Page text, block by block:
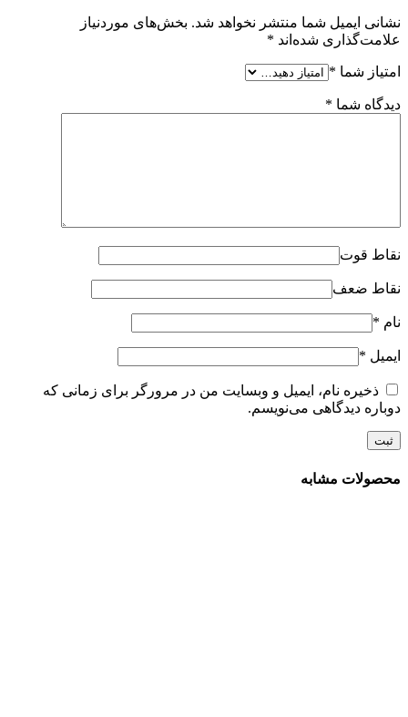
نشانی ایمیل شما منتشر نخواهد شد. بخش‌های موردنیاز
علامت‌گذاری شده‌اند *
امتیاز شما *
دیدگاه شما *
نقاط قوت
نقاط ضعف
نام *
ایمیل *
ذخیره نام، ایمیل و وبسایت من در مرورگر برای زمانی که
دوباره دیدگاهی می‌نویسم.
محصولات مشابه